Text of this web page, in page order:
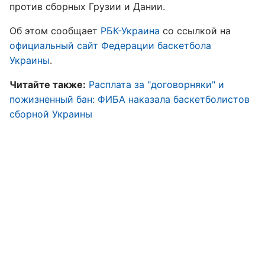
против сборных Грузии и Дании.
Об этом сообщает РБК-Украина со ссылкой на
официальный сайт Федерации баскетбола
Украины.
Читайте также: Расплата за "договорняки" и
пожизненный бан: ФИБА наказала баскетболистов
сборной Украины